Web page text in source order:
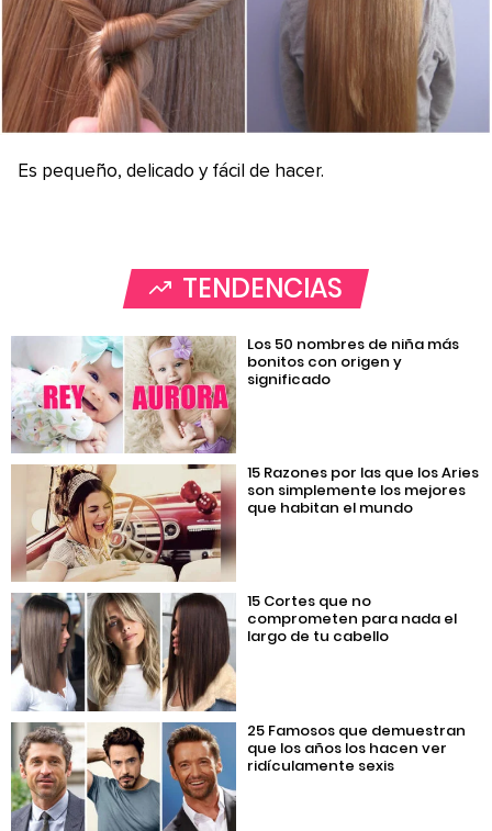
Es pequeño, delicado y fácil de hacer.
TENDENCIAS
Los 50 nombres de niña más
bonitos con origen y
significado
15 Razones por las que los Aries
son simplemente los mejores
que habitan el mundo
15 Cortes que no
comprometen para nada el
largo de tu cabello
25 Famosos que demuestran
que los años los hacen ver
ridículamente sexis